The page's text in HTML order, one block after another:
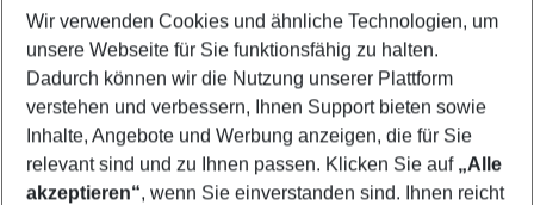
Select your date range
12/08/26–10/08/27 5-8 nights
Who will travel
2 adults No children
Show more filter
Wir verwenden Cookies und ähnliche Technologien, um
unsere Webseite für Sie funktionsfähig zu halten.
Dadurch können wir die Nutzung unserer Plattform
verstehen und verbessern, Ihnen Support bieten sowie
Inhalte, Angebote und Werbung anzeigen, die für Sie
relevant sind und zu Ihnen passen. Klicken Sie auf „Alle
akzeptieren“, wenn Sie einverstanden sind. Ihnen reicht